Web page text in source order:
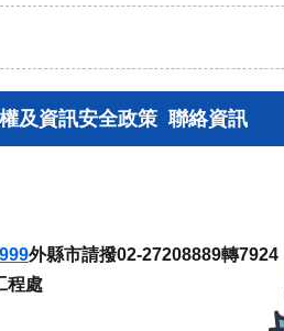
及資訊安全政策 聯絡資訊
外縣市請撥02-27208889轉7924
程處